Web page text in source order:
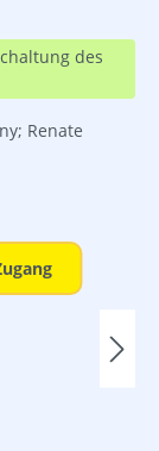
des
Renate